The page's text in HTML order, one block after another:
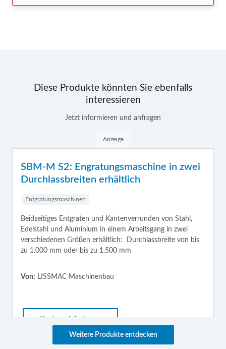
Diese Produkte könnten Sie ebenfalls
interessieren
Jetzt informieren und anfragen
Anzeige
in zwei
von Stahl,
in zwei
von bis
SMD 5 Oberflächenschliff im
Trockenschliffverfahren
Schleifmaschine im Trockenschliffverfahren
perfekten Oberflächenschliff
Weitere Produkte entdecken